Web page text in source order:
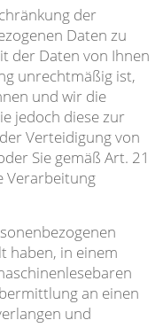
der
Daten zu
der Daten von Ihnen
unrechtmäßig ist,
und wir die
jedoch diese zur
Verteidigung von
Sie gemäß Art. 21
Verarbeitung
haben, in einem
an einen
und